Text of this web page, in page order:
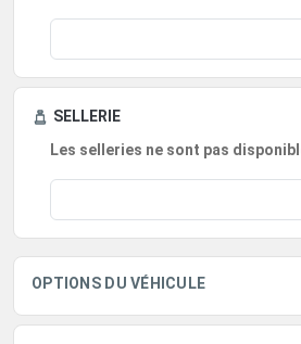
SELLERIE
Les selleries ne sont pas
OPTIONS DU VÉHICULE